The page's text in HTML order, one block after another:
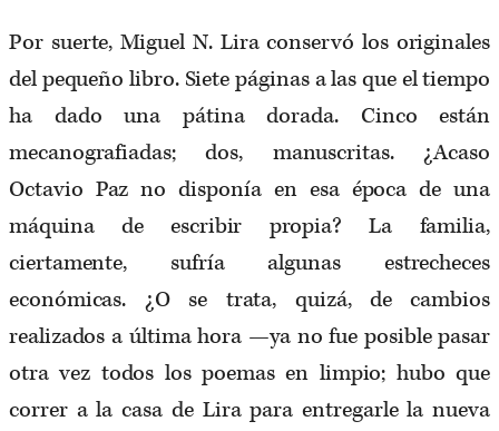
Por suerte, Miguel N. Lira conservó los originales
del pequeño libro. Siete páginas a las que el tiempo
ha dado una pátina dorada. Cinco están
mecanografiadas; dos, manuscritas. ¿Acaso
Octavio Paz no disponía en esa época de una
máquina de escribir propia? La familia,
ciertamente, sufría algunas estrecheces
económicas. ¿O se trata, quizá, de cambios
realizados a última hora —ya no fue posible pasar
otra vez todos los poemas en limpio; hubo que
correr a la casa de Lira para entregarle la nueva